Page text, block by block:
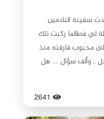
سفينة النادمين
لي فطالما ركبت تلك
محبوب فارقته منذ
وألف سؤال .... هل
عن تلك الأخطاء ؟ هل
حلقت روحي في
؟ ماذا طلبت ؟ عشاً
2641